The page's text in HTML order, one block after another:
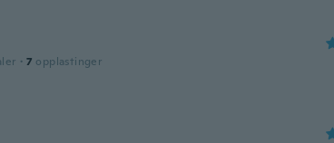
· 7 opplastinger